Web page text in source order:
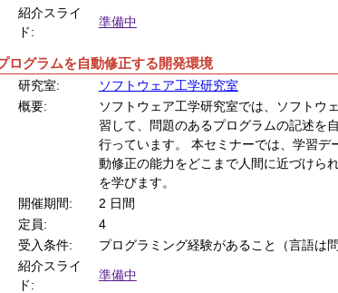
紹介スライ
ド:
準備中
ログラムを自動修正する開発環境
研究室:
ソフトウェア工学研究室
概要:
ソフトウェア工学研究室では、ソフトウ
習して、問題のあるプログラムの記述を
行っています。 本セミナーでは、学習デ
動修正の能力をどこまで人間に近づけら
を学びます。
開催期間:
2 日間
定員:
4
受入条件:
プログラミング経験があること（言語は問
紹介スライ
ド:
準備中